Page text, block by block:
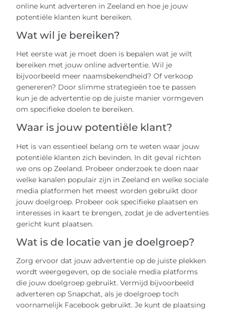
online kunt adverteren in Zeeland en hoe je jouw
potentiële klanten kunt bereiken.
Wat wil je bereiken?
Het eerste wat je moet doen is bepalen wat je wilt
bereiken met jouw online advertentie. Wil je
bijvoorbeeld meer naamsbekendheid? Of verkoop
genereren? Door slimme strategieën toe te passen
kun je de advertentie op de juiste manier vormgeven
om specifieke doelen te bereiken.
Waar is jouw potentiële klant?
Het is van essentieel belang om te weten waar jouw
potentiële klanten zich bevinden. In dit geval richten
we ons op Zeeland. Probeer onderzoek te doen naar
welke kanalen populair zijn in Zeeland en welke sociale
media platformen het meest worden gebruikt door
jouw doelgroep. Probeer ook specifieke plaatsen en
interesses in kaart te brengen, zodat je de advertenties
gericht kunt plaatsen.
Wat is de locatie van je doelgroep?
Zorg ervoor dat jouw advertentie op de juiste plekken
wordt weergegeven, op de sociale media platforms
die jouw doelgroep gebruikt. Vermijd bijvoorbeeld
adverteren op Snapchat, als je doelgroep toch
voornamelijk Facebook gebruikt. Je kunt de plaatsing